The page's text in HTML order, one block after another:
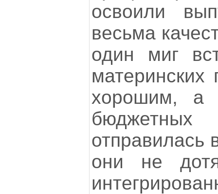
освоили
весьма
один миг
материнских
хорошим, а
отправилась
они не